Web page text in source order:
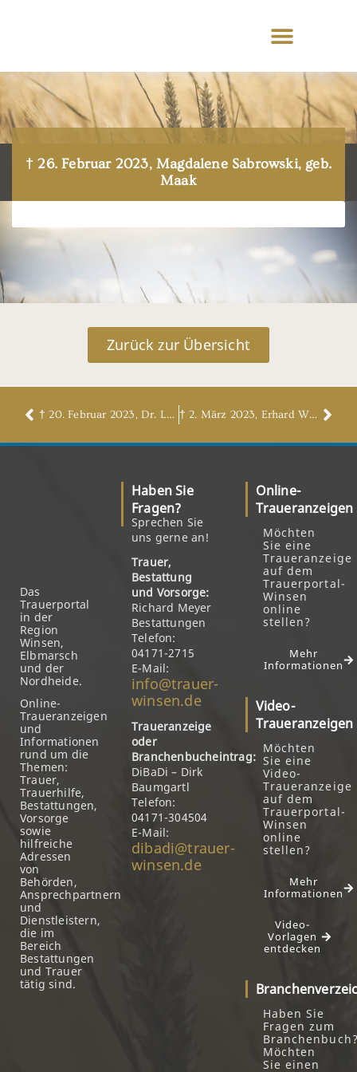
† 26. Februar 2023, Magdalene Sabrowski, geb.
Maak
Zurück zur Übersicht
† 20. Februar 2023, Dr. Lutz Lüdemann † 2. März 2023, Erhard Wieberneit
Das
Trauerportal
in der
Region
Winsen,
Elbmarsch
und der
Nordheide.
Online-
Traueranzeigen
und
Informationen
rund um die
Themen:
Trauer,
Trauerhilfe,
Bestattungen,
Vorsorge
sowie
hilfreiche
Adressen
von
Behörden,
Ansprechpartnern
und
Dienstleistern,
die im
Bereich
Bestattungen
und Trauer
tätig sind.
Haben Sie
Fragen?
Sprechen Sie
uns gerne an!
Trauer,
Bestattung
und Vorsorge:
Richard Meyer
Bestattungen
Telefon:
04171-2715
E-Mail:
info@trauer-
winsen.de
Traueranzeige
oder
Branchenbucheintrag:
DiBaDi – Dirk
Baumgartl
Telefon:
04171-304504
E-Mail:
dibadi@trauer-
winsen.de
Online-
Traueranzeigen
Möchten
Sie eine
Traueranzeige
auf dem
Trauerportal-
Winsen
online
stellen?
Mehr
Informationen
Video-
Traueranzeigen
Möchten
Sie eine
Video-
Traueranzeige
auf dem
Trauerportal-
Winsen
online
stellen?
Mehr
Informationen
Video-
Vorlagen
entdecken
Haben Sie
Fragen zum
Möchten
Sie einen